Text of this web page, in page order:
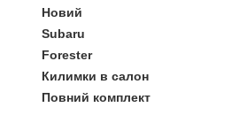
Новий
Subaru
Forester
Килимки в салон
Повний комплект